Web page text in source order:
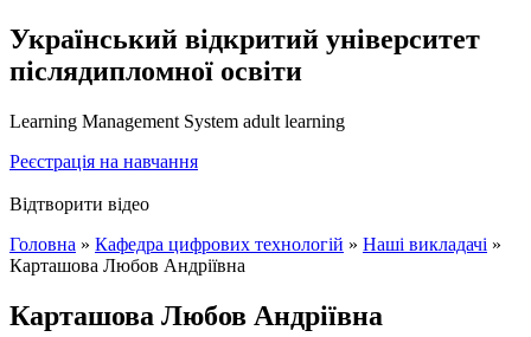
Український відкритий університет
післядипломної освіти
Learning Management System adult learning
Реєстрація на навчання
Відтворити відео
Головна » Кафедра цифрових технологій » Наші викладачі »
Карташова Любов Андріївна
Карташова Любов Андріївна